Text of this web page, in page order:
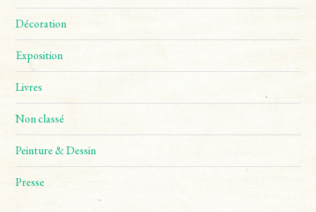
Décoration
Exposition
Livres
Non classé
Peinture & Dessin
Presse